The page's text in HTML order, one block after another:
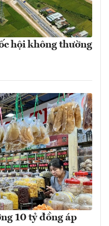
hội không thường
10 tỷ đồng áp